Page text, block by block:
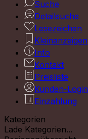
Suche
Detailsuche
Lesezeichen
Kleinanzeigen
Info
Kontakt
Preisliste
Kunden-Login
Einzahlung
Kategorien
Lade Kategorien...